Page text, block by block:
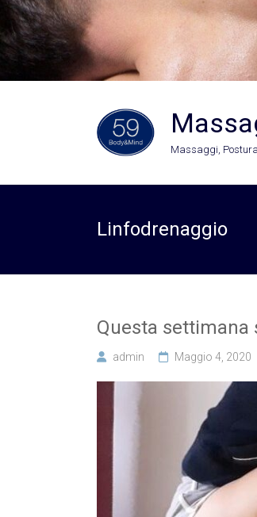
Massaggi,
Linfodrenaggio
Questa settimana
admin Maggio 4, 2020